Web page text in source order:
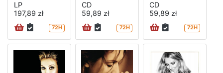
LP
197,89 zł
72H
CD
59,89 zł
72H
CD
59,89 zł
72H